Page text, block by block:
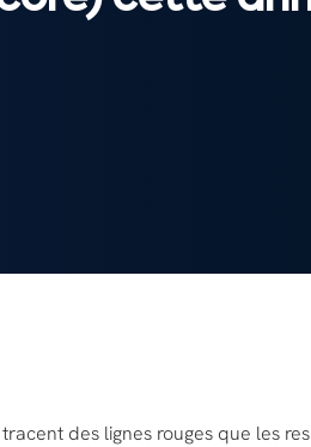
des lignes rouges que les